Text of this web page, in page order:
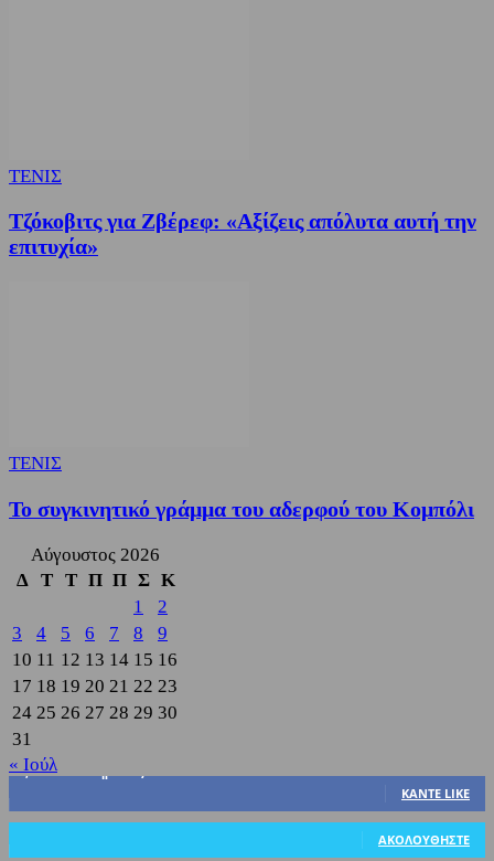
ΤΕΝΙΣ
Τζόκοβιτς για Ζβέρεφ: «Αξίζεις απόλυτα αυτή την
επιτυχία»
ΤΕΝΙΣ
Το συγκινητικό γράμμα του αδερφού του Κομπόλι
Αύγουστος 2026
Δ
Τ Τ Π Π Σ Κ
1
2
3
4 5 6 7 8
9
10 11 12 13 14 15 16
17 18 19 20 21 22 23
24 25 26 27 28 29 30
31
« Ιούλ
3,822
ΚΆΝΤΕ LIKE
ΑΚΟΛΟΥΘΉΣΤΕ